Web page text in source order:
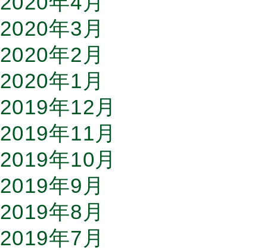
2020年3月
2020年2月
2020年1月
2019年12月
2019年11月
2019年10月
2019年9月
2019年8月
2019年7月